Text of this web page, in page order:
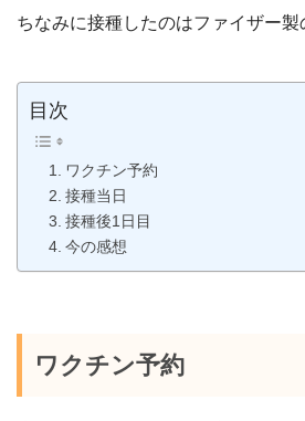
ちなみに接種したのはファイザー製
目次
ワクチン予約
接種当日
接種後1日目
今の感想
ワクチン予約